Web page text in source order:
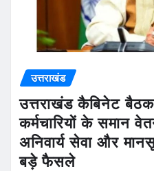
उत्तराखंड
उत्तराखंड कैबिनेट
कर्मचारियों के समान
अनिवार्य सेवा और
बड़े फैसले